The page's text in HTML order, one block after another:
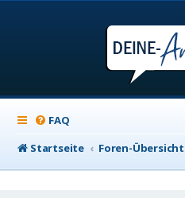
FAQ
Startseite
Foren-Übersicht